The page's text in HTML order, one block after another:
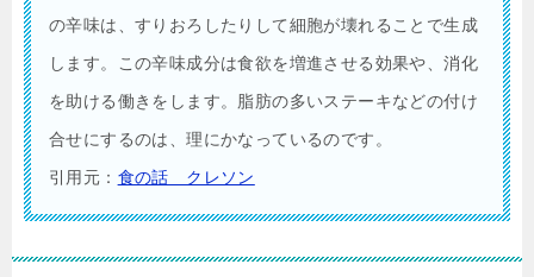
の辛味は、すりおろしたりして細胞が壊れることで生成
します。この辛味成分は食欲を増進させる効果や、消化
を助ける働きをします。脂肪の多いステーキなどの付け
合せにするのは、理にかなっているのです。
引用元： 食の話 クレソン